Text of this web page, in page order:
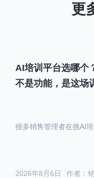
AI培训平台选哪个
不是功能，是这场
作者：
2026年8月6日
很多销售管理者在挑AI